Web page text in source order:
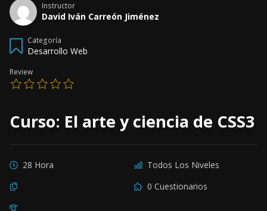
Instructor
David Iván Carreón Jiménez
Categoría
Desarrollo Web
Review
Curso: El arte y ciencia de CSS3
28 Hora
Todos Los Niveles
0 Cuestionarios